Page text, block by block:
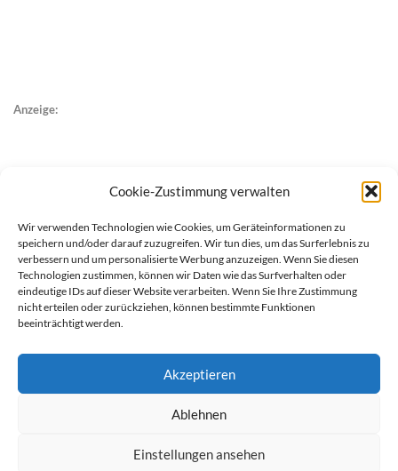
Cookie-Zustimmung verwalten
Wir verwenden Technologien wie Cookies, um Geräteinformationen zu
speichern und/oder darauf zuzugreifen. Wir tun dies, um das Surferlebnis zu
verbessern und um personalisierte Werbung anzuzeigen. Wenn Sie diesen
Technologien zustimmen, können wir Daten wie das Surfverhalten oder
eindeutige IDs auf dieser Website verarbeiten. Wenn Sie Ihre Zustimmung
nicht erteilen oder zurückziehen, können bestimmte Funktionen
beeinträchtigt werden.
Akzeptieren
Ablehnen
Einstellungen ansehen
Anzeige: